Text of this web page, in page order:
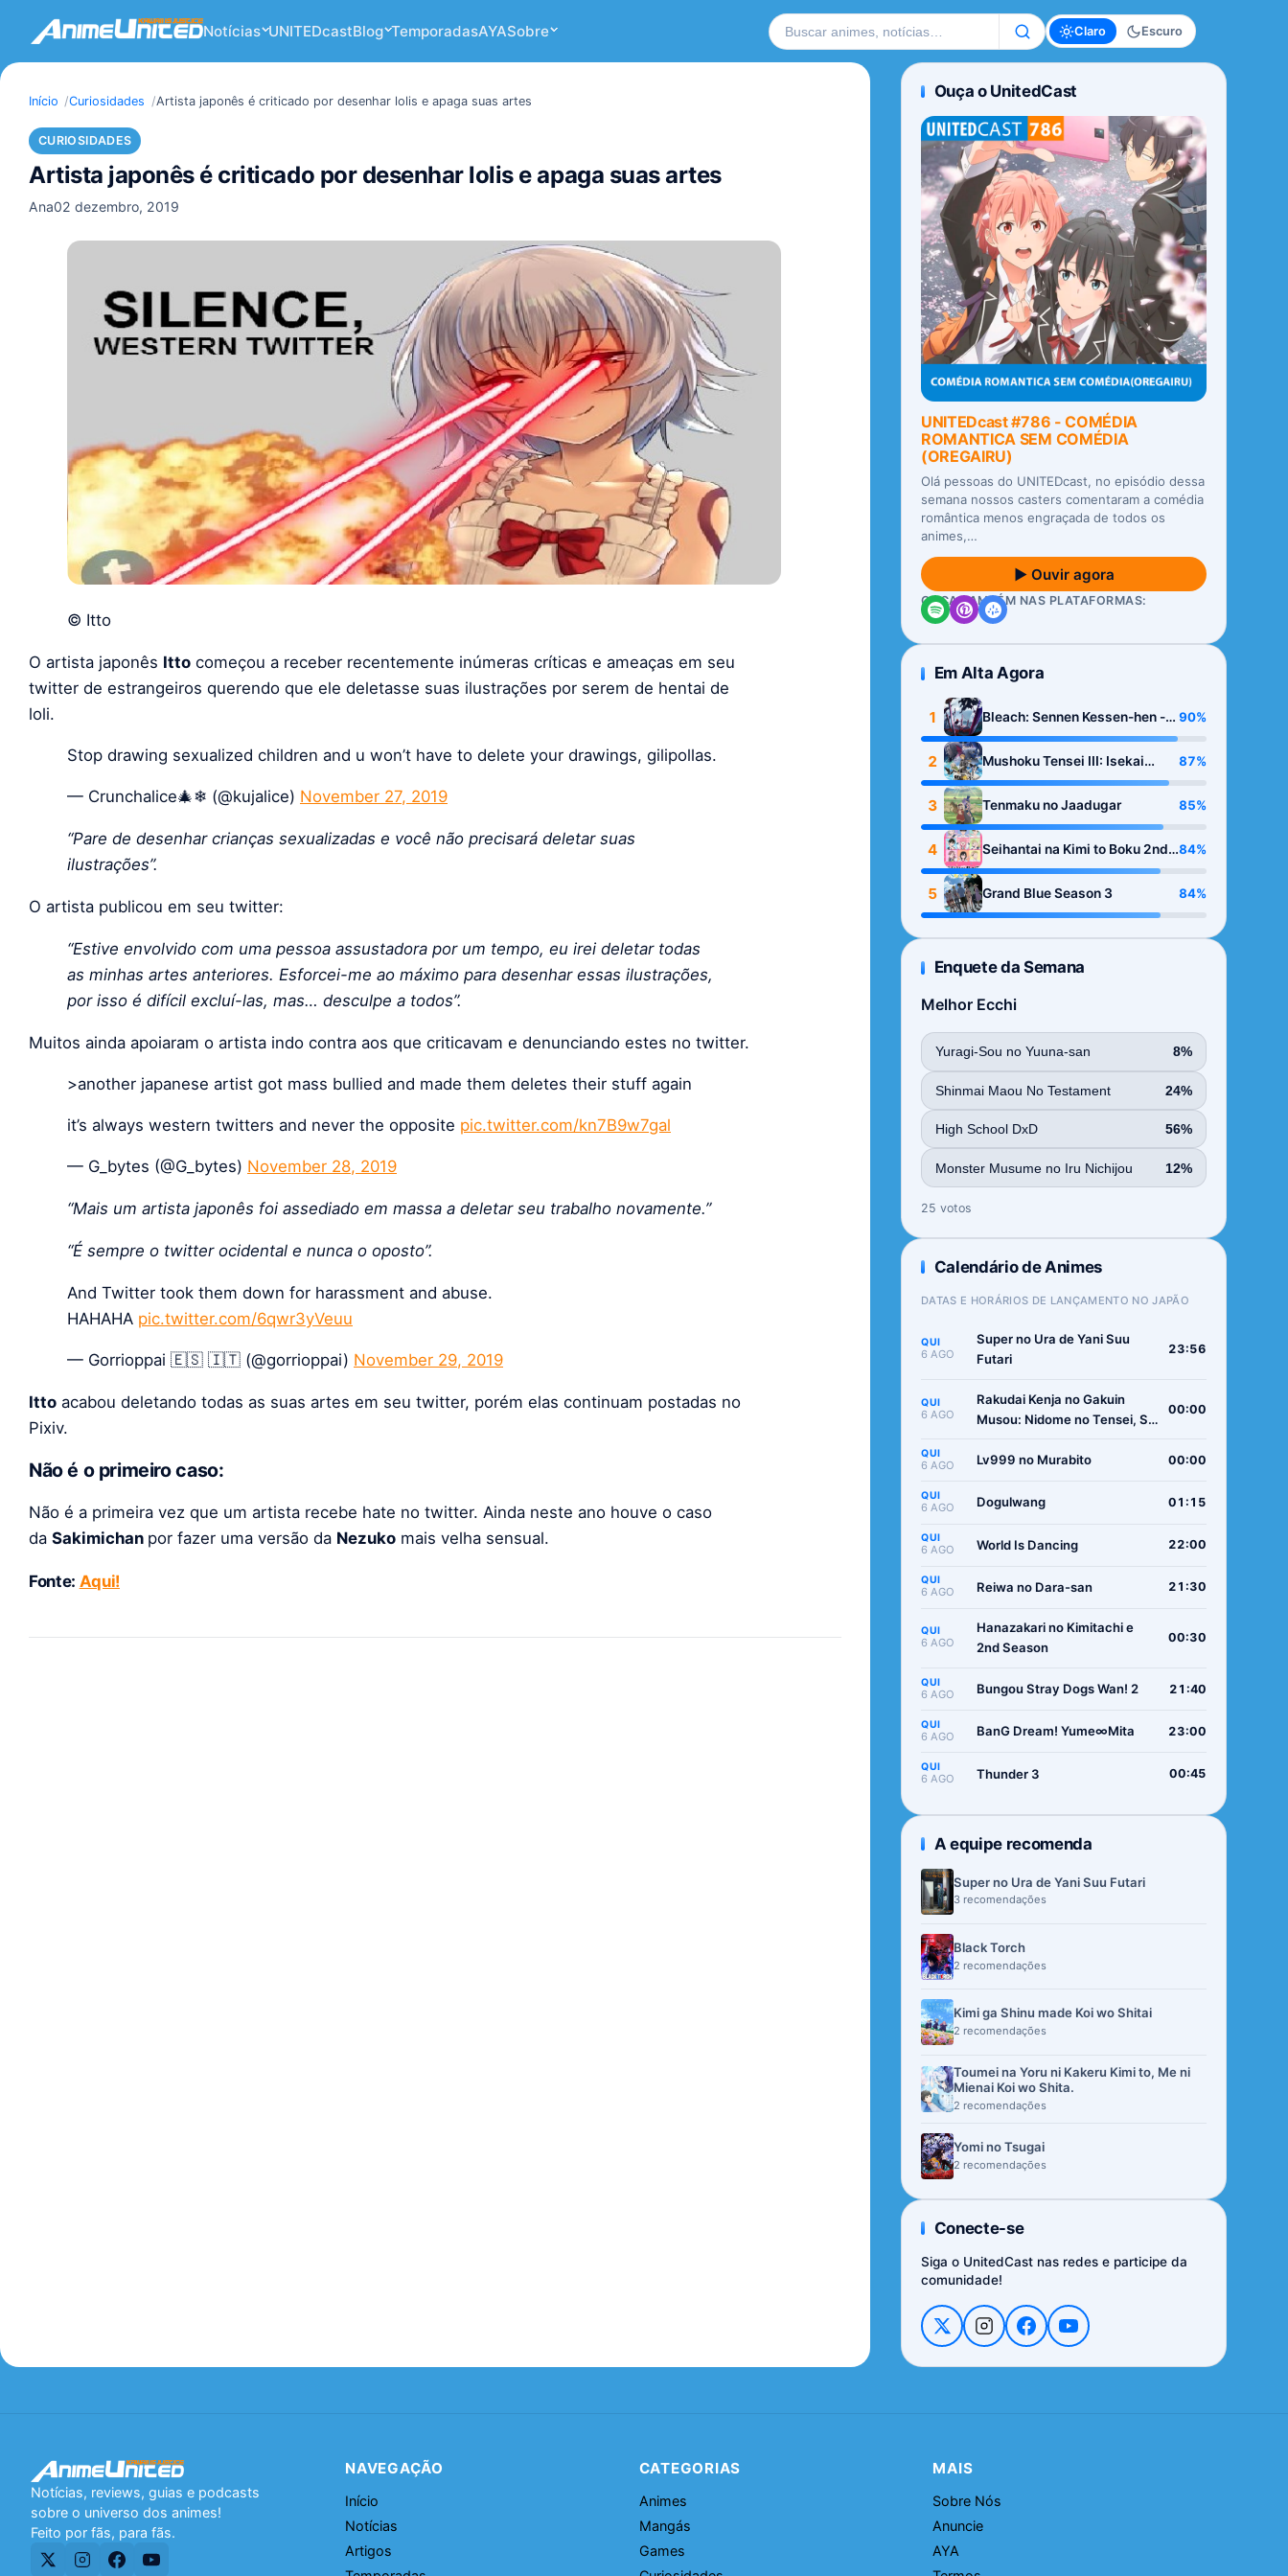
Notícias UNITEDcastBlog TemporadasAYASobre Buscar no site Claro Escuro
Início Curiosidades Artista japonês é criticado por desenhar lolis e apaga suas artes
CURIOSIDADES
Artista japonês é criticado por desenhar lolis e apaga suas artes
Ana02 dezembro, 2019
© Itto
O artista japonês Itto começou a receber recentemente inúmeras críticas e ameaças em seu
twitter de estrangeiros querendo que ele deletasse suas ilustrações por serem de hentai de
loli.
Stop drawing sexualized children and u won’t have to delete your drawings, gilipollas.
— Crunchalice🎄❄ (@kujalice) November 27, 2019
“Pare de desenhar crianças sexualizadas e você não precisará deletar suas
ilustrações”.
O artista publicou em seu twitter:
“Estive envolvido com uma pessoa assustadora por um tempo, eu irei deletar todas
as minhas artes anteriores. Esforcei-me ao máximo para desenhar essas ilustrações,
por isso é difícil excluí-las, mas… desculpe a todos”.
Muitos ainda apoiaram o artista indo contra aos que criticavam e denunciando estes no twitter.
>another japanese artist got mass bullied and made them deletes their stuff again
it’s always western twitters and never the opposite pic.twitter.com/kn7B9w7gal
— G_bytes (@G_bytes) November 28, 2019
“Mais um artista japonês foi assediado em massa a deletar seu trabalho novamente.”
“É sempre o twitter ocidental e nunca o oposto”.
And Twitter took them down for harassment and abuse.
HAHAHA pic.twitter.com/6qwr3yVeuu
— Gorrioppai 🇪🇸 🇮🇹 (@gorrioppai) November 29, 2019
Itto acabou deletando todas as suas artes em seu twitter, porém elas continuam postadas no
Pixiv.
Não é o primeiro caso:
Não é a primeira vez que um artista recebe hate no twitter. Ainda neste ano houve o caso
da Sakimichan por fazer uma versão da Nezuko mais velha sensual.
Fonte: Aqui!
Ouça o UnitedCast
UNITEDcast #786 - COMÉDIA
ROMANTICA SEM COMÉDIA
(OREGAIRU)
Olá pessoas do UNITEDcast, no episódio dessa
semana nossos casters comentaram a comédia
romântica menos engraçada de todos os
animes,…
▶ Ouvir agora
OUÇA TAMBÉM NAS PLATAFORMAS:
Em Alta Agora
1
Bleach: Sennen Kessen-hen -
Kashin-tan
90%
2
Mushoku Tensei III: Isekai
Ittara Honki Dasu
87%
3 Tenmaku no Jaadugar 85%
4
Seihantai na Kimi to Boku 2nd
Season
84%
5 Grand Blue Season 3 84%
Enquete da Semana
Melhor Ecchi
Yuragi-Sou no Yuuna-san 8%
Shinmai Maou No Testament 24%
High School DxD 56%
Monster Musume no Iru Nichijou 12%
25 votos
Calendário de Animes
DATAS E HORÁRIOS DE LANÇAMENTO NO JAPÃO
QUI
6 AGO
Super no Ura de Yani Suu
Futari
23:56
QUI
6 AGO
Rakudai Kenja no Gakuin
Musou: Nidome no Tensei, S-
Boukenroku
00:00
QUI
6 AGO Lv999 no Murabito 00:00
QUI
6 AGO Dogulwang 01:15
QUI
6 AGO World Is Dancing 22:00
QUI
6 AGO Reiwa no Dara-san 21:30
QUI
6 AGO
Hanazakari no Kimitachi e
2nd Season
00:30
QUI
6 AGO Bungou Stray Dogs Wan! 2 21:40
QUI
6 AGO BanG Dream! Yume∞Mita 23:00
QUI
6 AGO Thunder 3 00:45
A equipe recomenda
Super no Ura de Yani Suu Futari
3 recomendações
Black Torch
2 recomendações
Kimi ga Shinu made Koi wo Shitai
2 recomendações
Toumei na Yoru ni Kakeru Kimi to, Me ni
Mienai Koi wo Shita.
2 recomendações
Yomi no Tsugai
2 recomendações
Conecte-se
Siga o UnitedCast nas redes e participe da
comunidade!
Notícias, reviews, guias e podcasts
sobre o universo dos animes!
Feito por fãs, para fãs.
NAVEGAÇÃO
Início
Notícias
Artigos
CATEGORIAS
Animes
Mangás
Games
MAIS
Sobre Nós
Anuncie
AYA